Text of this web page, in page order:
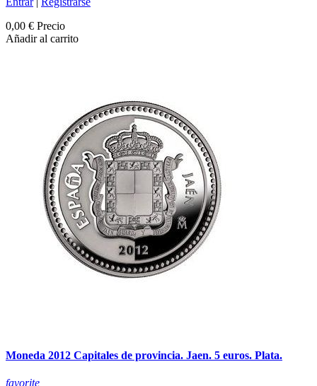
0,00 € Precio
Añadir al carrito
Moneda 2012 Capitales de provincia. Jaen. 5 euros. Plata.
favorite